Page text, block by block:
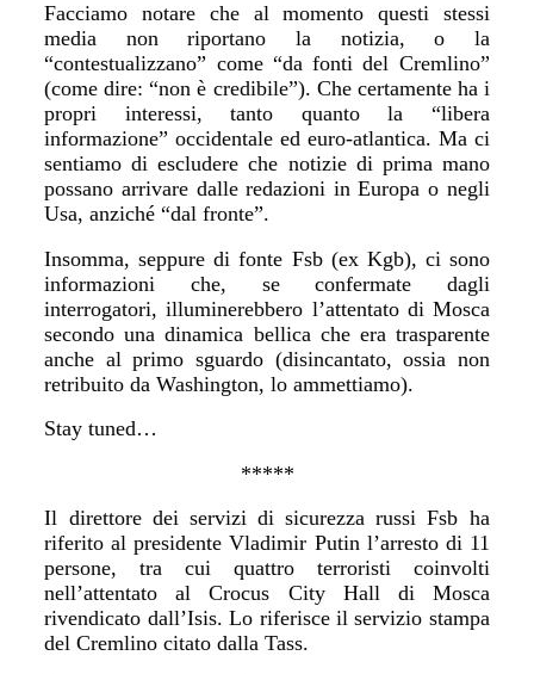
Facciamo notare che al momento questi stessi
media non riportano la notizia, o la
“contestualizzano” come “da fonti del Cremlino”
(come dire: “non è credibile”). Che certamente ha i
propri interessi, tanto quanto la “libera
informazione” occidentale ed euro-atlantica. Ma ci
sentiamo di escludere che notizie di prima mano
possano arrivare dalle redazioni in Europa o negli
Usa, anziché “dal fronte”.
Insomma, seppure di fonte Fsb (ex Kgb), ci sono
informazioni che, se confermate dagli
interrogatori, illuminerebbero l’attentato di Mosca
secondo una dinamica bellica che era trasparente
anche al primo sguardo (disincantato, ossia non
retribuito da Washington, lo ammettiamo).
Stay tuned…
*****
Il direttore dei servizi di sicurezza russi Fsb ha
riferito al presidente Vladimir Putin l’arresto di 11
persone, tra cui quattro terroristicoinvolti
nell’attentato al Crocus City Hall di Mosca
rivendicato dall’Isis. Lo riferisce il servizio stampa
del Cremlino citato dalla Tass.